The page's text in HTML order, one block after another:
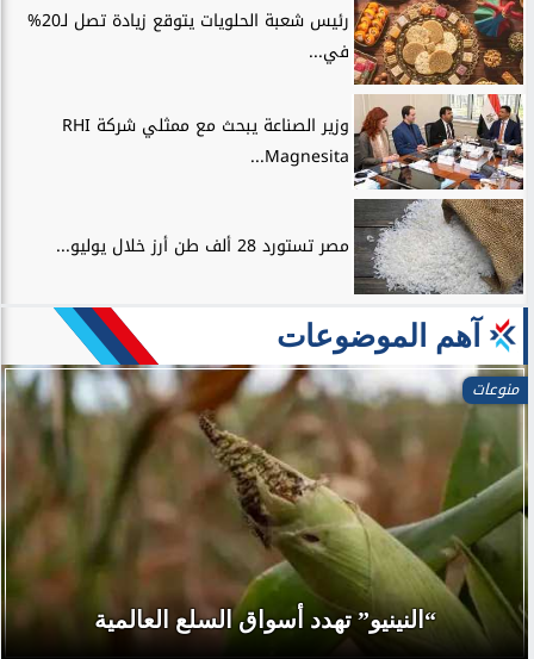
رئيس شعبة الحلويات يتوقع زيادة تصل لـ20%
في...
وزير الصناعة يبحث مع ممثلي شركة RHI
Magnesita...
مصر تستورد 28 ألف طن أرز خلال يوليو...
آهم الموضوعات
منوعات
“النينيو” تهدد أسواق السلع العالمية